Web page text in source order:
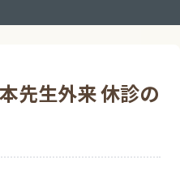
先生外来 休診の